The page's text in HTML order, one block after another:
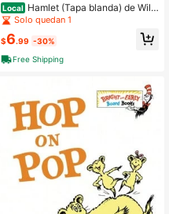
Local Hamlet (Tapa blanda) de Willi
am Shakespeare, Jonathan Bate, Er
ic Rasmussen (Usado)
Solo quedan 1
$6.99 -30%
Free Shipping